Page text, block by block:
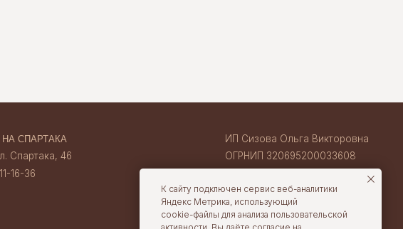
К сайту подключен сервис веб-аналитики
Яндекс Метрика, использующий
cookie-файлы для анализа пользовательской